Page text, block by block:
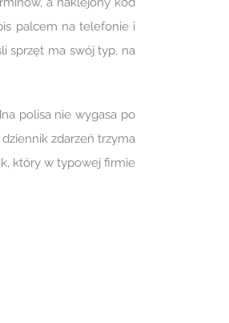
palcem na telefonie i
sprzęt ma swój typ, na
polisa nie wygasa po
zdarzeń trzyma
który w typowej firmie